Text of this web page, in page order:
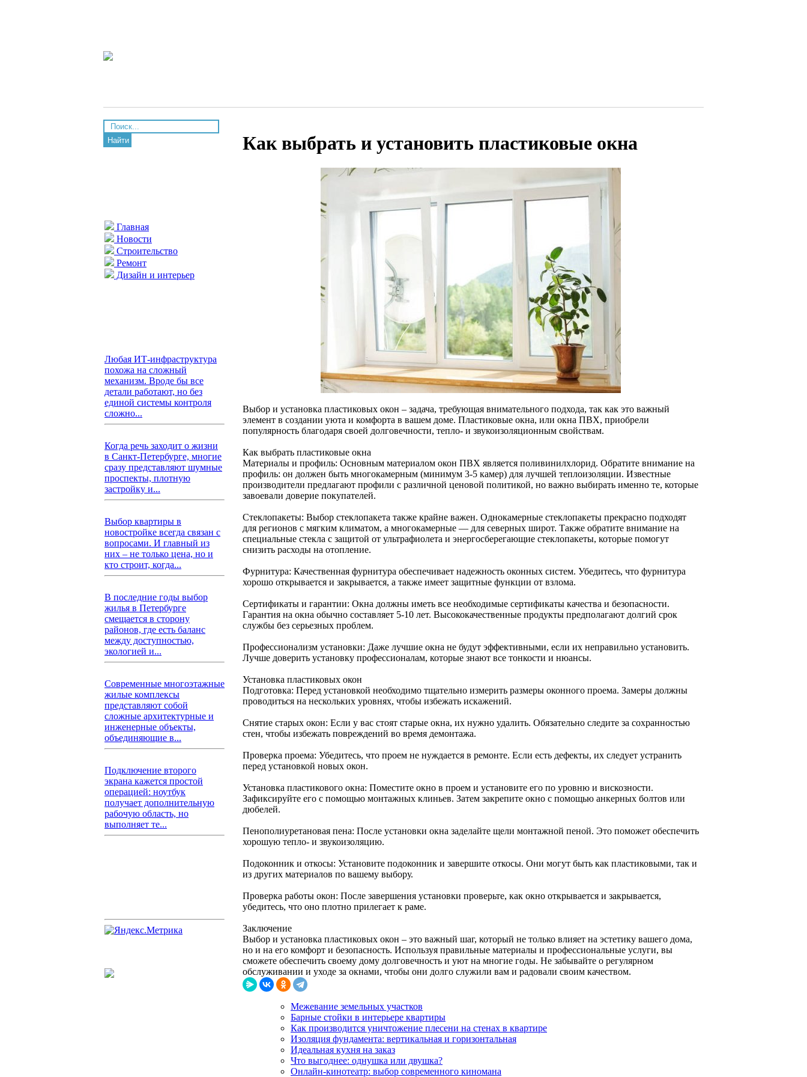
Найти
Главная
Новости
Строительство
Ремонт
Дизайн и интерьер
Любая ИТ-инфраструктура
похожа на сложный
механизм. Вроде бы все
детали работают, но без
единой системы контроля
сложно...
Когда речь заходит о жизни
в Санкт-Петербурге, многие
сразу представляют шумные
проспекты, плотную
застройку и...
Выбор квартиры в
новостройке всегда связан с
вопросами. И главный из
них – не только цена, но и
кто строит, когда...
В последние годы выбор
жилья в Петербурге
смещается в сторону
районов, где есть баланс
между доступностью,
экологией и...
Современные многоэтажные
жилые комплексы
представляют собой
сложные архитектурные и
инженерные объекты,
объединяющие в...
Подключение второго
экрана кажется простой
операцией: ноутбук
получает дополнительную
рабочую область, но
выполняет те...
Как выбрать и установить пластиковые окна
Выбор и установка пластиковых окон – задача, требующая внимательного подхода, так как это важный
элемент в создании уюта и комфорта в вашем доме. Пластиковые окна, или окна ПВХ, приобрели
популярность благодаря своей долговечности, тепло- и звукоизоляционным свойствам.
Как выбрать пластиковые окна
Материалы и профиль: Основным материалом окон ПВХ является поливинилхлорид. Обратите внимание на
профиль: он должен быть многокамерным (минимум 3-5 камер) для лучшей теплоизоляции. Известные
производители предлагают профили с различной ценовой политикой, но важно выбирать именно те, которые
завоевали доверие покупателей.
Стеклопакеты: Выбор стеклопакета также крайне важен. Однокамерные стеклопакеты прекрасно подходят
для регионов с мягким климатом, а многокамерные — для северных широт. Также обратите внимание на
специальные стекла с защитой от ультрафиолета и энергосберегающие стеклопакеты, которые помогут
снизить расходы на отопление.
Фурнитура: Качественная фурнитура обеспечивает надежность оконных систем. Убедитесь, что фурнитура
хорошо открывается и закрывается, а также имеет защитные функции от взлома.
Сертификаты и гарантии: Окна должны иметь все необходимые сертификаты качества и безопасности.
Гарантия на окна обычно составляет 5-10 лет. Высококачественные продукты предполагают долгий срок
службы без серьезных проблем.
Профессионализм установки: Даже лучшие окна не будут эффективными, если их неправильно установить.
Лучше доверить установку профессионалам, которые знают все тонкости и нюансы.
Установка пластиковых окон
Подготовка: Перед установкой необходимо тщательно измерить размеры оконного проема. Замеры должны
проводиться на нескольких уровнях, чтобы избежать искажений.
Снятие старых окон: Если у вас стоят старые окна, их нужно удалить. Обязательно следите за сохранностью
стен, чтобы избежать повреждений во время демонтажа.
Проверка проема: Убедитесь, что проем не нуждается в ремонте. Если есть дефекты, их следует устранить
перед установкой новых окон.
Установка пластикового окна: Поместите окно в проем и установите его по уровню и вискозности.
Зафиксируйте его с помощью монтажных клиньев. Затем закрепите окно с помощью анкерных болтов или
дюбелей.
Пенополиуретановая пена: После установки окна заделайте щели монтажной пеной. Это поможет обеспечить
хорошую тепло- и звукоизоляцию.
Подоконник и откосы: Установите подоконник и завершите откосы. Они могут быть как пластиковыми, так и
из других материалов по вашему выбору.
Проверка работы окон: После завершения установки проверьте, как окно открывается и закрывается,
убедитесь, что оно плотно прилегает к раме.
Заключение
Выбор и установка пластиковых окон – это важный шаг, который не только влияет на эстетику вашего дома,
но и на его комфорт и безопасность. Используя правильные материалы и профессиональные услуги, вы
сможете обеспечить своему дому долговечность и уют на многие годы. Не забывайте о регулярном
обслуживании и уходе за окнами, чтобы они долго служили вам и радовали своим качеством.
Межевание земельных участков
Барные стойки в интерьере квартиры
Как производится уничтожение плесени на стенах в квартире
Изоляция фундамента: вертикальная и горизонтальная
Идеальная кухня на заказ
Что выгоднее: однушка или двушка?
Онлайн-кинотеатр: выбор современного киномана